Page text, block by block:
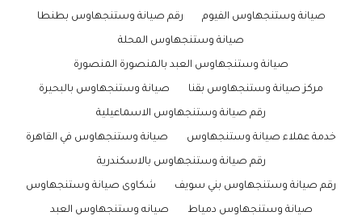
صيانة وستنجهاوس الفيوم رقم صيانة وستنجهاوس بطنطا
صيانة وستنجهاوس المحلة
صيانة وستنجهاوس العبد بالمنصورة المنصورة
مركز صيانة وستنجهاوس بقنا صيانة وستنجهاوس بالبحيرة
رقم صيانة وستنجهاوس الاسماعيلية
خدمة عملاء صيانة وستنجهاوس صيانة وستنجهاوس في القاهرة
رقم صيانة وستنجهاوس بالاسكندرية
رقم صيانة وستنجهاوس بني سويف شكاوى صيانة وستنجهاوس
صيانة وستنجهاوس دمياط صيانه وستنجهاوس العبد